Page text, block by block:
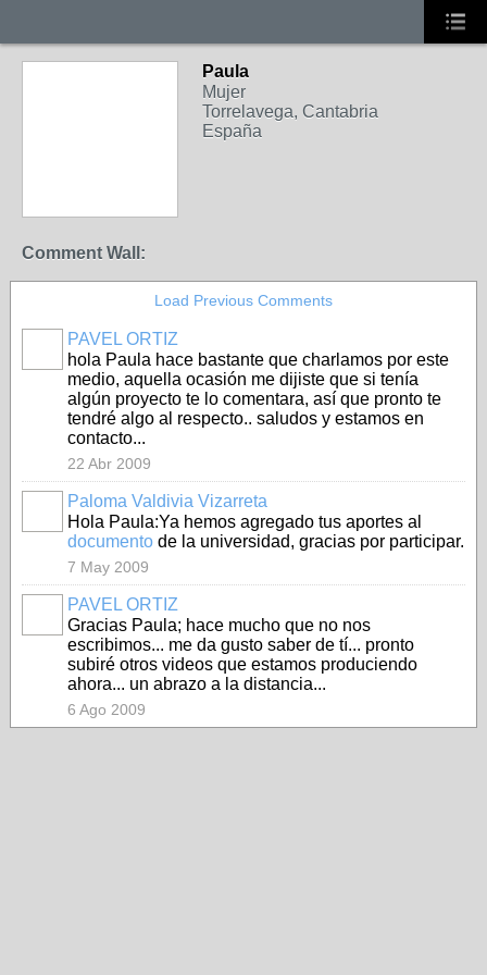
Paula
Mujer
Torrelavega, Cantabria
España
Comment Wall:
Load Previous Comments
PAVEL ORTIZ
hola Paula hace bastante que charlamos por este
medio, aquella ocasión me dijiste que si tenía
algún proyecto te lo comentara, así que pronto te
tendré algo al respecto.. saludos y estamos en
contacto...
22 Abr 2009
Paloma Valdivia Vizarreta
Hola Paula:Ya hemos agregado tus aportes al
documento de la universidad, gracias por participar.
7 May 2009
PAVEL ORTIZ
Gracias Paula; hace mucho que no nos
escribimos... me da gusto saber de tí... pronto
subiré otros videos que estamos produciendo
ahora... un abrazo a la distancia...
6 Ago 2009